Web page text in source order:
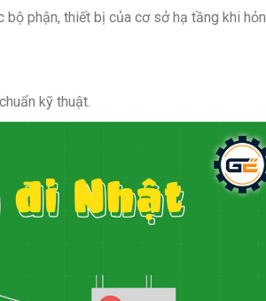
phận, thiết bị của cơ sở hạ tầng khi
kỹ thuật.